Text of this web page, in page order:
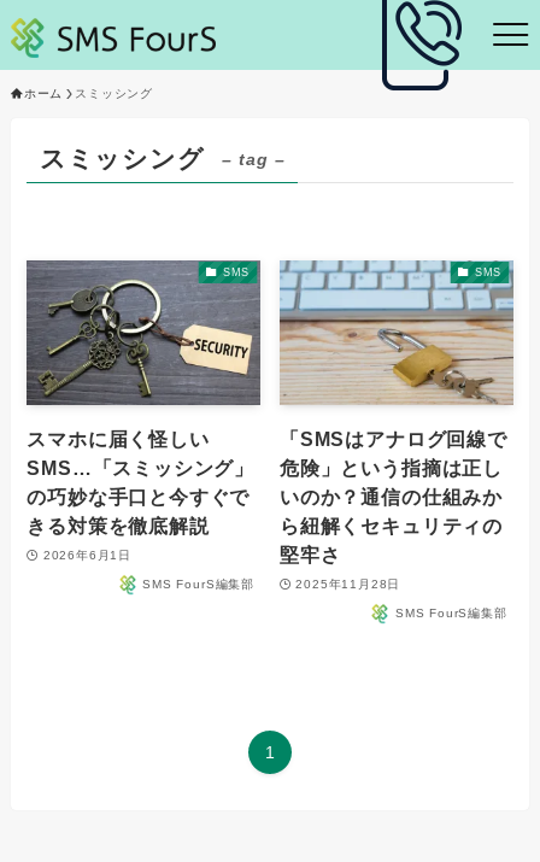
ホーム スミッシング
スミッシング – tag –
SMS
スマホに届く怪しい
SMS…「スミッシング」
の巧妙な手口と今すぐで
きる対策を徹底解説
2026年6月1日
SMS FourS編集部
SMS
「SMSはアナログ回線で
危険」という指摘は正し
いのか？通信の仕組みか
ら紐解くセキュリティの
堅牢さ
2025年11月28日
SMS FourS編集部
1